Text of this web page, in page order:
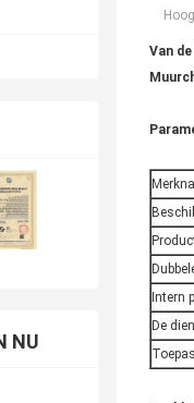
NU
Van
Intern
De